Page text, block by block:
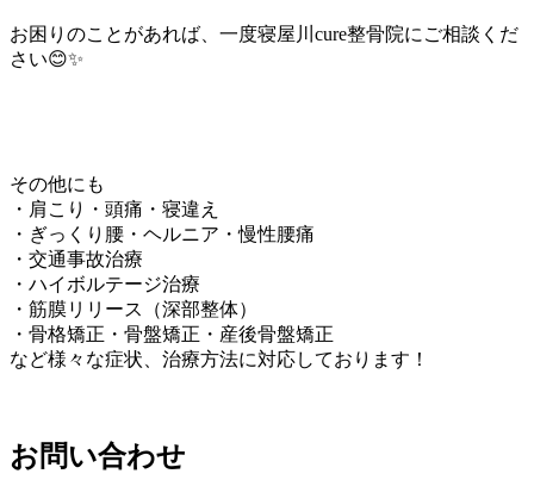
お困りのことがあれば、一度寝屋川cure整骨院にご相談くだ
さい😊✨
その他にも
・肩こり・頭痛・寝違え
・ぎっくり腰・ヘルニア・慢性腰痛
・交通事故治療
・ハイボルテージ治療
・筋膜リリース（深部整体）
・骨格矯正・骨盤矯正・産後骨盤矯正
など様々な症状、治療方法に対応しております！
お問い合わせ